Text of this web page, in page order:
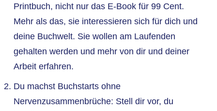
Printbuch, nicht nur das E-Book für 99 Cent.
Mehr als das, sie interessieren sich für dich und
deine Buchwelt. Sie wollen am Laufenden
gehalten werden und mehr von dir und deiner
Arbeit erfahren.
Du machst Buchstarts ohne
Nervenzusammenbrüche: Stell dir vor, du